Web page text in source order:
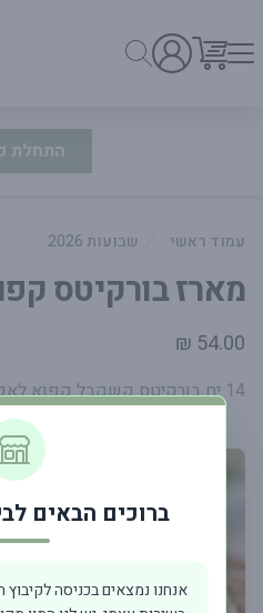
התחלת
עמוד ראשי שבועות 2026
מארז בורקיטס
פרטי המוצר
54.00 ₪
14 יח בורקיטס קשקבל קפוא לאפיה ביתית.
ברוכים הבאים
אנחנו נמצאים בכניסה